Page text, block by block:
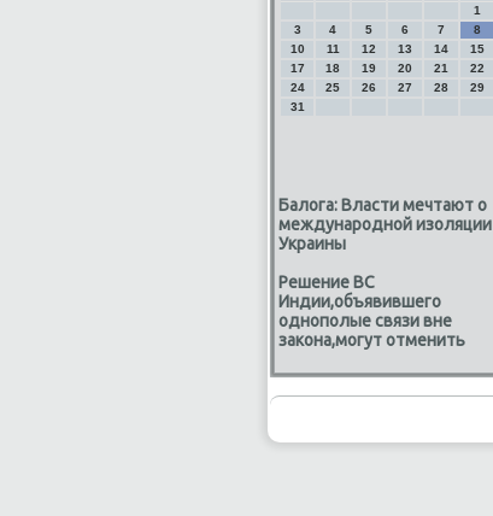
1
3
4 5 6 7 8
10
11 12 13 14 15
17
18 19 20 21 22
24
25 26 27 28 29
31
Балога: Власти мечтают о
международной изоляции
Украины
Решение ВС
Индии,объявившего
однополые связи вне
закона,могут отменить